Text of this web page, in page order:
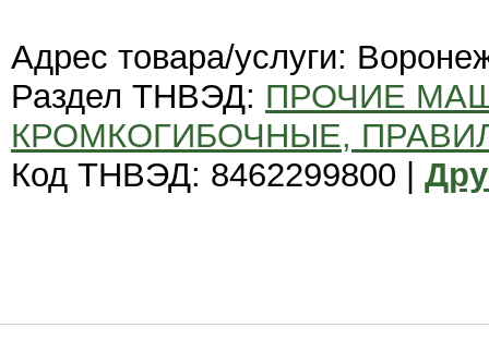
Адрес товара/услуги:
Раздел ТНВЭД: ПРОЧИЕ
КРОМКОГИБОЧНЫЕ,
Код ТНВЭД: 8462299800 |